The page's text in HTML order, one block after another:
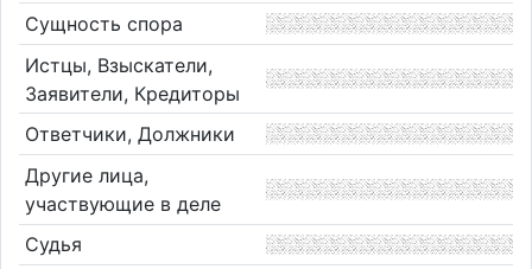
Сущность спора
Истцы, Взыскатели,
Заявители, Кредиторы
Ответчики, Должники
Другие лица,
участвующие в деле
Судья